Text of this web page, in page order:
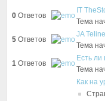
0 Ответов
IT
Тема
5 Ответов
JA
Тема
1 Ответов
Eсть
Тема
Как на